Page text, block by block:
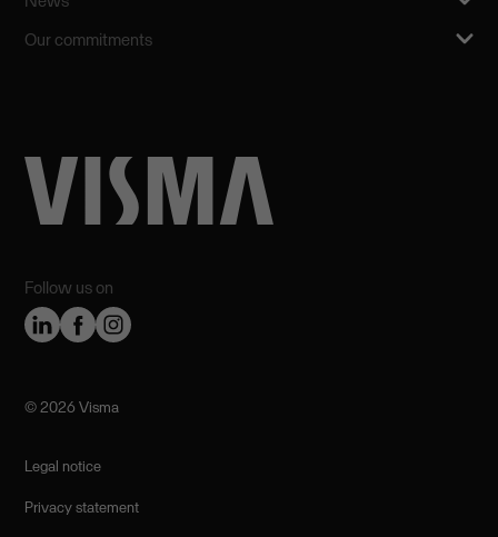
Follow us on
Our commitments
©️ 2026 Visma
Legal notice
Privacy statement